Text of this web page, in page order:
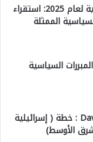
خارطة الانتخابات البرلمانية لعام 2025: استقراء
الممثلة
السياسية
ممر داوود David’s Corrido : خطة ( إسرائيلية
الأوسط)